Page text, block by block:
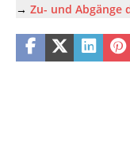
→ Zu- und Abgänge